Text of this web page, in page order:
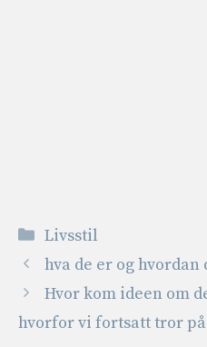
Kategorier
Livsstil
hva de er og
Hvor kom ideen om
hvorfor vi fortsatt tror